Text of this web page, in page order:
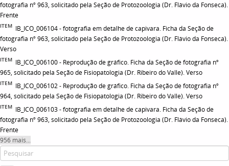
fotografia nº 963, solicitado pela Seção de Protozoologia (Dr. Flávio da Fonseca).
Frente
ITEM IB_ICO_006104 - fotografia em detalhe de capivara. Ficha da Seção de
fotografia nº 963, solicitado pela Seção de Protozoologia (Dr. Flávio da Fonseca).
Verso
ITEM IB_ICO_006100 - Reprodução de gráfico. Ficha da Seção de fotografia nº
965, solicitado pela Seção de Fisiopatologia (Dr. Ribeiro do Valle). Verso
ITEM IB_ICO_006102 - Reprodução de gráfico. Ficha da Seção de fotografia nº
964, solicitado pela Seção de Fisiopatologia (Dr. Ribeiro do Valle). Verso
ITEM IB_ICO_006103 - fotografia em detalhe de capivara. Ficha da Seção de
fotografia nº 963, solicitado pela Seção de Protozoologia (Dr. Flávio da Fonseca).
Frente
956 mais...